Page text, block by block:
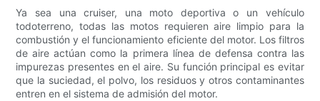
Ya sea una cruiser, una moto deportiva o un vehículo
todoterreno, todas las motos requieren aire limpio para la
combustión y el funcionamiento eficiente del motor. Los filtros
de aire actúan como la primera línea de defensa contra las
impurezas presentes en el aire. Su función principal es evitar
que la suciedad, el polvo, los residuos y otros contaminantes
entren en el sistema de admisión del motor.